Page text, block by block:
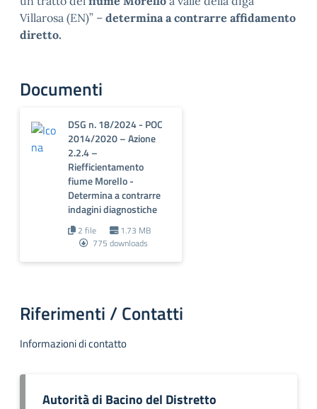
Villarosa (EN)” – determina a contrarre affidamento
diretto.
Documenti
DSG n. 18/2024 - POC
2014/2020 – Azione
2.2.4 –
Riefficientamento
fiume Morello -
Determina a contrarre
indagini diagnostiche
2 file
1.73 MB
775 downloads
Riferimenti / Contatti
Informazioni di contatto
Autorità di Bacino del Distretto